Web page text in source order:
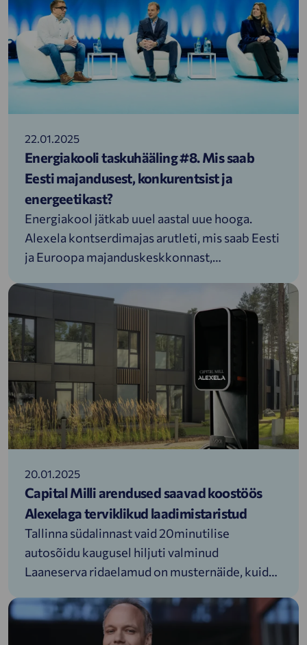
22.01.2025
Energiakooli taskuhääling #8. Mis saab
Eesti majandusest, konkurentsist ja
energeetikast?
Energiakool jätkab uuel aastal uue hooga.
Alexela kontserdimajas arutleti, mis saab Eesti
ja Euroopa majanduskeskkonnast,
varustuskindlusest ning hindadest uuel aastal?
20.01.2025
Capital Milli arendused saavad koostöös
Alexelaga terviklikud laadimistaristud
Tallinna südalinnast vaid 20minutilise
autosõidu kaugusel hiljuti valminud
Laaneserva ridaelamud on musternäide, kuidas
laadimised nii arendaja kui ka majaelaniku
jaoks võimalikult lihtsalt.